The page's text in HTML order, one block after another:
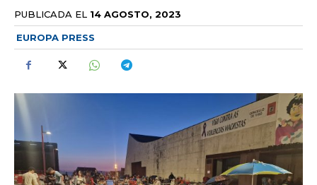
PUBLICADA EL 14 AGOSTO, 2023
EUROPA PRESS